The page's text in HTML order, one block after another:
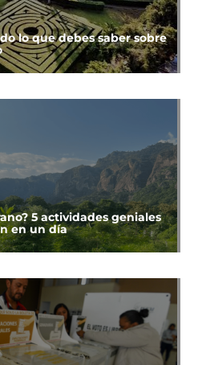
lo que debes saber sobre
5 actividades geniales
en un día